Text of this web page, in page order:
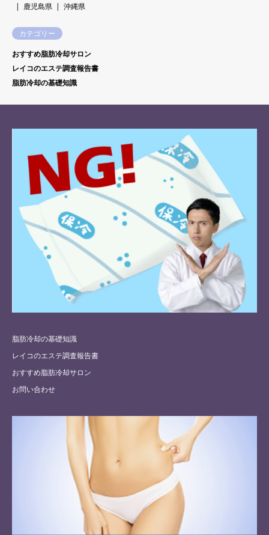
鹿児島県
沖縄県
カテゴリー
おすすめ脂肪冷却サロン
レイコのエステ調査報告書
脂肪冷却の基礎知識
脂肪冷却の基礎知識
レイコのエステ調査報告書
おすすめ脂肪冷却サロン
お問い合わせ